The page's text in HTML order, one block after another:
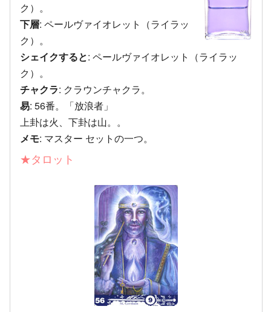
ク）。
下層: ペールヴァイオレット（ライラッ
ク）。
シェイクすると: ペールヴァイオレット（ライラッ
ク）。
チャクラ: クラウンチャクラ。
易: 56番。「放浪者」
上卦は火、下卦は山。。
メモ: マスター セットの一つ。
★タロット